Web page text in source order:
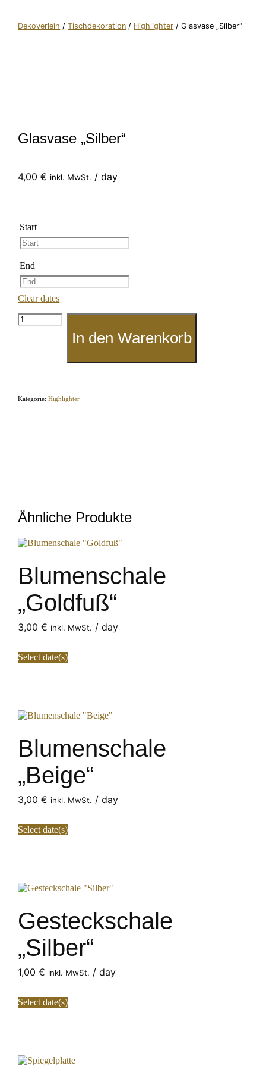
Dekoverleih /Tischdekoration / Highlighter / Glasvase „Silber“
Glasvase „Silber“
4,00€ inkl. MwSt. / day
Start
End
Clear dates
Glasvase
"Silber"
In den Warenkorb
Kategorie:Highlighter
Ähnliche Produkte
Blumenschale
„Goldfuß“
3,00€ inkl. MwSt. / day
Select date(s)
Blumenschale
„Beige“
3,00€ inkl. MwSt. / day
Select date(s)
Gesteckschale
„Silber“
1,00€ inkl. MwSt. / day
Select date(s)